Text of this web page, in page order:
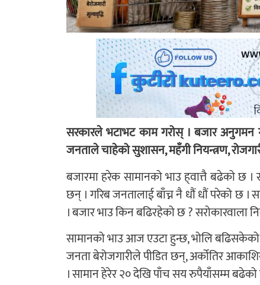
सरकारले भटाभट काम गरोस् । बजार अनुगमन
जनताले चाहेको सुशासन, महँगी नियन्त्रण,
बजारमा हरेक सामानको भाउ ह्‌वात्तै बढेको छ
छन् । गरिब जनतालाई बाँच्न नै धौं धौं परेको छ
। बजार भाउ किन बढिरहेको छ ? सरोकारवाला
सामानको भाउ आज एउटा हुन्छ, भोलि
जनता बेरोजगारीले पीडित छन्, अर्कोतिर
। सामान हेरेर २० देखि पाँच सय रुपैयाँसम्म